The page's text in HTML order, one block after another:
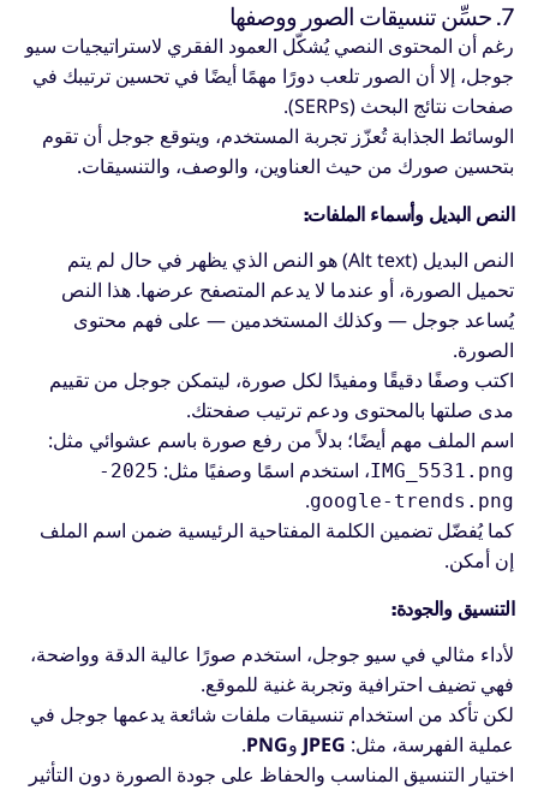
7. حسِّن تنسيقات الصور ووصفها
رغم أن المحتوى النصي يُشكّل العمود الفقري لاستراتيجيات سيو
جوجل، إلا أن الصور تلعب دورًا مهمًا أيضًا في تحسين ترتيبك في
صفحات نتائج البحث (SERPs).
الوسائط الجذابة تُعزّز تجربة المستخدم، ويتوقع جوجل أن تقوم
بتحسين صورك من حيث العناوين، والوصف، والتنسيقات.
النص البديل وأسماء الملفات:
النص البديل (Alt text) هو النص الذي يظهر في حال لم يتم
تحميل الصورة، أو عندما لا يدعم المتصفح عرضها. هذا النص
يُساعد جوجل — وكذلك المستخدمين — على فهم محتوى
الصورة.
اكتب وصفًا دقيقًا ومفيدًا لكل صورة، ليتمكن جوجل من تقييم
مدى صلتها بالمحتوى ودعم ترتيب صفحتك.
اسم الملف مهم أيضًا؛ بدلاً من رفع صورة باسم عشوائي مثل:
IMG_5531.png، استخدم اسمًا وصفيًا مثل:
2025-
google-trends.png
.
كما يُفضّل تضمين الكلمة المفتاحية الرئيسية ضمن اسم الملف
إن أمكن.
التنسيق والجودة:
لأداء مثالي في سيو جوجل، استخدم صورًا عالية الدقة وواضحة،
فهي تضيف احترافية وتجربة غنية للموقع.
لكن تأكد من استخدام تنسيقات ملفات شائعة يدعمها جوجل في
عملية الفهرسة، مثل: JPEG وPNG
.
اختيار التنسيق المناسب والحفاظ على جودة الصورة دون التأثير